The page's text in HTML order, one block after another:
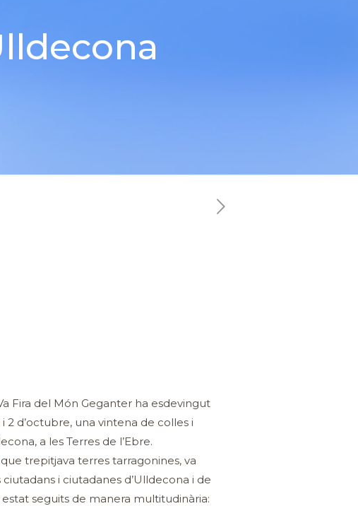
Fira del Món Geganter ha esdevingut
2 d’octubre, una vintena de colles i
a les Terres de l’Ebre.
trepitjava terres tarragonines, va
i ciutadanes d’Ulldecona i de
seguits de manera multitudinària: